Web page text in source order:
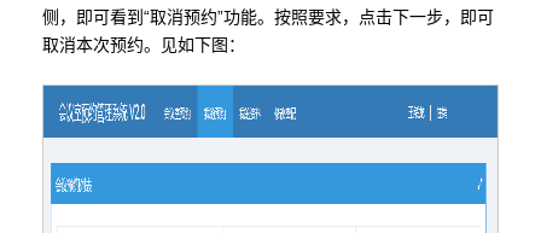
侧，即可看到“取消预约”功能。按照要求，点击下一步，即可
取消本次预约。见如下图：